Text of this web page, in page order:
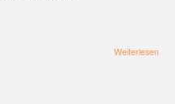
Weiterlesen